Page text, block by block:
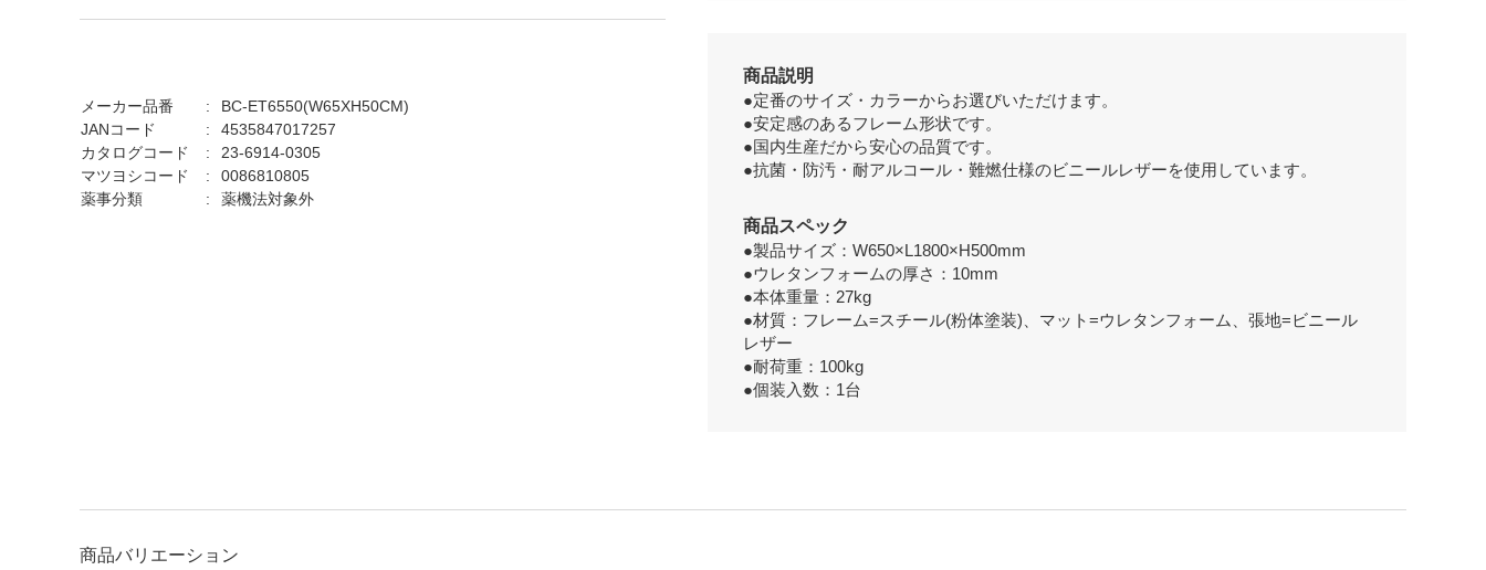
メーカー品番
BC-ET6550(W65XH50CM)
JANコード
4535847017257
カタログコード
23-6914-0305
マツヨシコード
0086810805
薬事分類
薬機法対象外
商品説明
●定番のサイズ・カラーからお選びいただけます。
●安定感のあるフレーム形状です。
●国内生産だから安心の品質です。
●抗菌・防汚・耐アルコール・難燃仕様のビニールレザーを使用しています。
商品スペック
●製品サイズ：W650×L1800×H500mm
●ウレタンフォームの厚さ：10mm
●本体重量：27kg
●材質：フレーム=スチール(粉体塗装)、マット=ウレタンフォーム、張地=ビニール
レザー
●耐荷重：100kg
●個装入数：1台
商品バリエーション